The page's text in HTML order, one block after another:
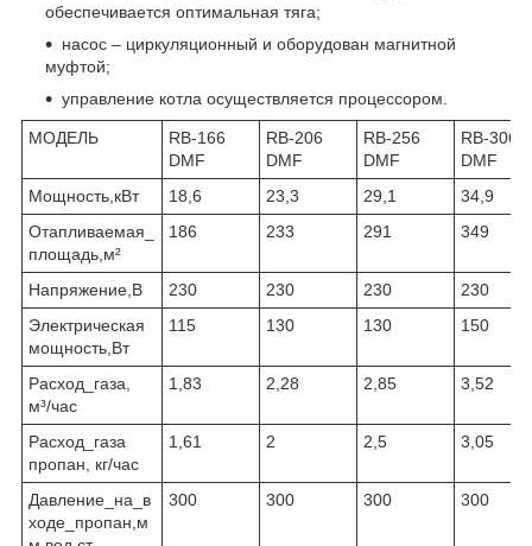
обеспечивается оптимальная тяга;
насос – циркуляционный и оборудован магнитной
муфтой;
управление котла осуществляется процессором.
МОДЕЛЬ
RB-166
DMF
RB-206
DMF
RB-256
DMF
RB-306
DMF
Мощность,кВт
18,6 23,3 29,1
34,9
Отапливаемая_
площадь,м²
186 233 291 349
Напряжение,В 230 230 230
230
Электрическая
мощность,Вт
115 130 130 150
Расход_газа,
м³/час
1,83 2,28 2,85 3,52
Расход_газа
пропан, кг/час
1,61 2 2,5 3,05
Давление_на_в
ходе_пропан,м
300 300 300 300